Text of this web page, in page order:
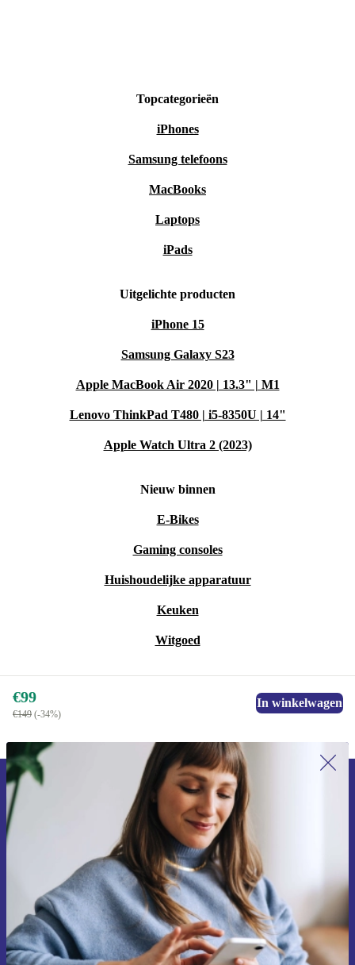
Topcategorieën
iPhones
Samsung telefoons
MacBooks
Laptops
iPads
Uitgelichte producten
iPhone 15
Samsung Galaxy S23
Apple MacBook Air 2020 | 13.3" | M1
Lenovo ThinkPad T480 | i5-8350U | 14"
Apple Watch Ultra 2 (2023)
Nieuw binnen
E-Bikes
Gaming consoles
Huishoudelijke apparatuur
Keuken
Witgoed
€99
€149 (-34%)
In winkelwagen
Meld je aan voor onze nieuwsbrief en
ontvang €15 korting!
Mis nooit meer een aanbieding.
Voucher aanvragen
Informatie over het gebruik van persoonsgegevens vind je in ons
privacybeleid.